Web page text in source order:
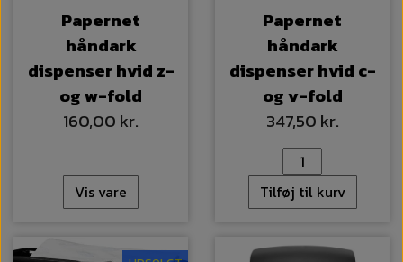
Papernet
håndark
dispenser hvid z-
og w-fold
160,00 kr.
Vis vare
Papernet
håndark
dispenser hvid c-
og v-fold
347,50 kr.
Tilføj til kurv